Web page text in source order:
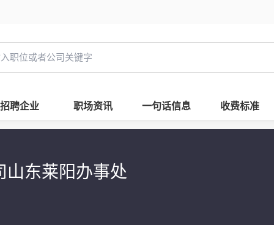
招聘企业 职场资讯 一句话信息 收费标准
山东莱阳办事处